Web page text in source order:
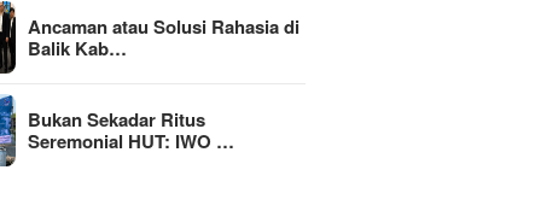
atau Solusi
di Balik Kabinet
MBG Dinilai Jadi Penggerak
Ancaman atau Solusi Rahasia di
Balik Kab…
Bukan Sekadar Ritus
Seremonial HUT: IWO …